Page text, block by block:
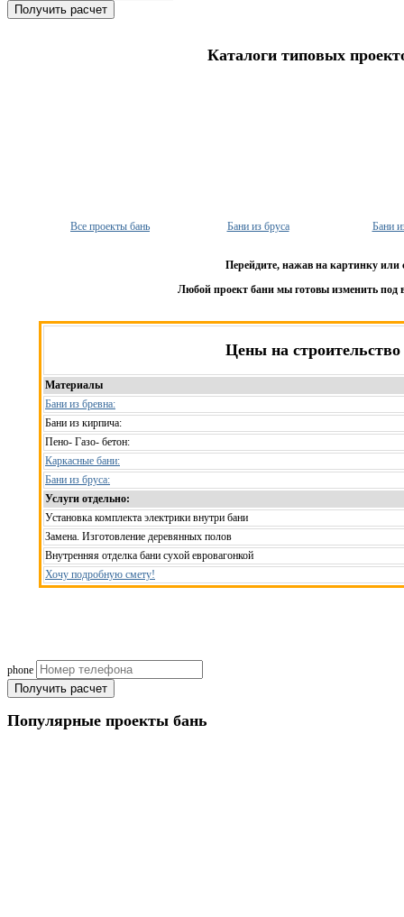
Получить расчет
Каталоги типовых
Все проекты бань Бани из бруса Бани
Перейдите, нажав на картинку или
Любой проект бани мы готовы изменить под
Цены на строительство
Материалы
Бани из бревна:
Бани из кирпича:
Пено- Газо- бетон:
Каркасные бани:
Бани из бруса:
Услуги отдельно:
Установка комплекта электрики внутри бани
Замена. Изготовление деревянных полов
Внутренняя отделка бани сухой евровагонкой
Хочу подробную смету!
phone
Получить расчет
Популярные проекты бань